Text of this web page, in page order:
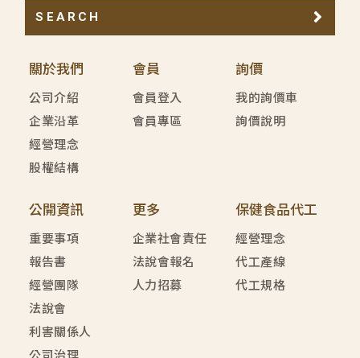
關於我們
公司介紹
企業沿革
經營理念
股權結構
會員
會員登入
會員專區
詢價
我的詢價車
詢價說明
公開資訊
重要事項
報告書
經營團隊
法說會
利害關係人
更多
企業社會責任
法說會報名
人力招募
保健食品代工
經營理念
代工產線
代工規格
SEARCH